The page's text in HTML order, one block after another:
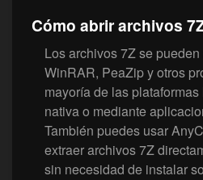
Cómo abrir archivos
Los archivos 7Z se
WinRAR, PeaZip y otros
mayoría de las
nativa o mediante
También puedes usar
extraer archivos 7Z
sin necesidad de instalar